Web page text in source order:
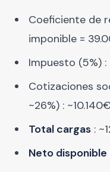
Coeficiente de
imponible =
Impuesto (5%) :
Cotizaciones
~26%) : ~10.140€
Total cargas :
Neto disponible